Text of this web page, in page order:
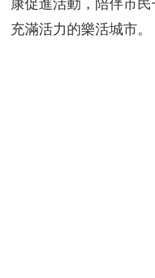
康促進活動，陪伴市民
充滿活力的樂活城市。